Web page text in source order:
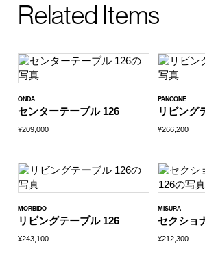
Related Items
ONDA
センターテーブル 126
¥209,000
PANCONE
リビング
¥266,200
MORBIDO
リビングテーブル 126
¥243,100
MISURA
セクショ
¥212,300